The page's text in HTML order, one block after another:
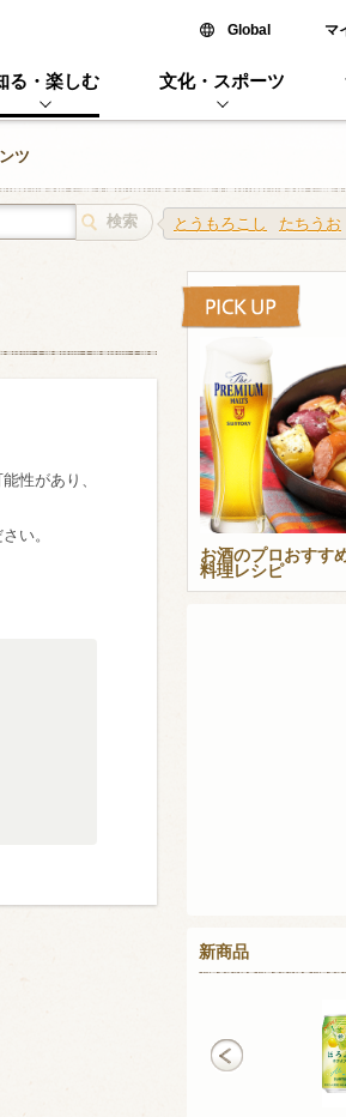
Global新しいウィ
マ
る・楽しむ 文化・スポーツ
ツ
とうもろこし たちうお
スイーツ
くだもの
性があり、
い。
お酒のプロおすす
料理レシピ
新商品